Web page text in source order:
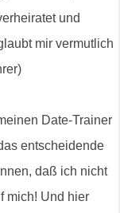
und
mir vermutlich
Date-Trainer
entscheidende
daß ich nicht
mich! Und hier